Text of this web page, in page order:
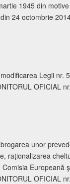
1945 din
24 octombrie
Legii nr.
OFICIAL
unor
raţionalizarea
Europeană
OFICIAL